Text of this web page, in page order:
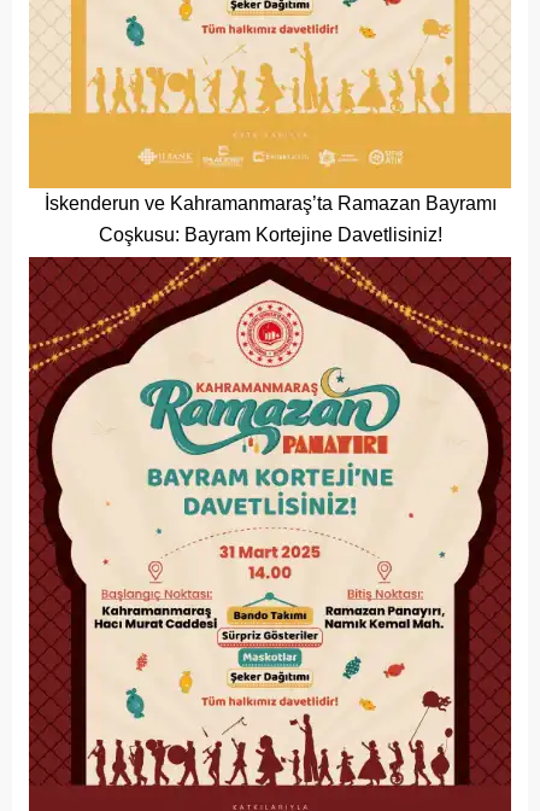
İskenderun ve Kahramanmaraş’ta Ramazan Bayramı
Coşkusu: Bayram Kortejine Davetlisiniz!